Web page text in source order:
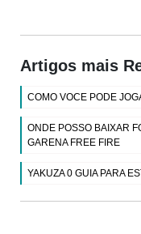
Artigos mais
COMO VOCE PODE
ONDE POSSO BAIXAR
GARENA FREE FIRE
YAKUZA 0 GUIA PARA